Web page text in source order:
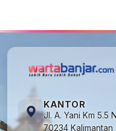
KANTOR
Jl. A. Yani Km 5.5
70234 Kalimantan